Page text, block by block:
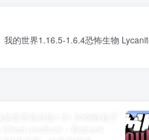
我的世界1.16.5-1.6.4恐怖生物